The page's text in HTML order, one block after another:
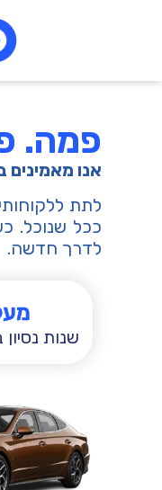
פמה.
אנו
לתת
ככל שנוכל.
לדרך חדשה.
שנות